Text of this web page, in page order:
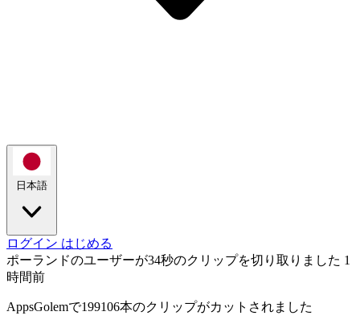
日本語
ログイン はじめる
ポーランドのユーザーが34秒のクリップを切り取りました 1
時間前
AppsGolemで199106本のクリップがカットされました